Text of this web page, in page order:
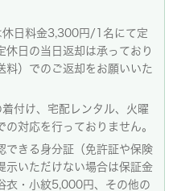
日料金3,300円/1名にて定
休日の当日返却は承っており
料）でのご返却をお願いいた
付け、宅配レンタル、火曜
対応を行っておりません。
きる身分証（免許証や保険
示いただけない場合は保証金
衣・小紋5,000円、その他の